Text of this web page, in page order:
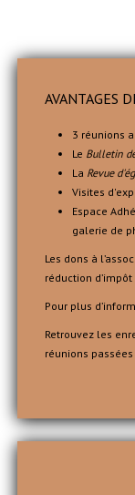
AVANTAGES
3 réunions
Le Bulletin
La Revue
Visites
Espace
galerie de
Les dons à
réduction d’impôt
Pour plus
Retrouvez les
réunions